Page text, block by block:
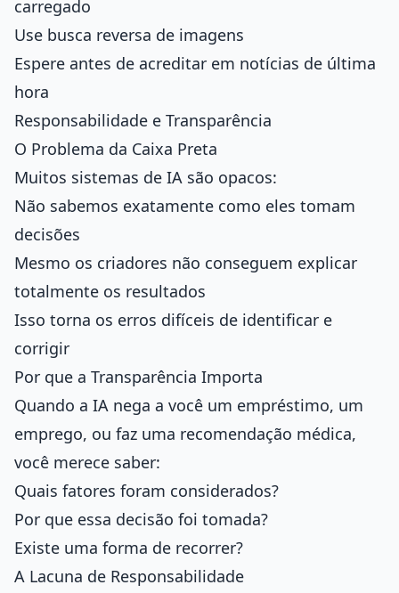
carregado
Use busca reversa de imagens
Espere antes de acreditar em notícias de última
hora
Responsabilidade e Transparência
O Problema da Caixa Preta
Muitos sistemas de IA são opacos:
Não sabemos exatamente como eles tomam
decisões
Mesmo os criadores não conseguem explicar
totalmente os resultados
Isso torna os erros difíceis de identificar e
corrigir
Por que a Transparência Importa
Quando a IA nega a você um empréstimo, um
emprego, ou faz uma recomendação médica,
você merece saber:
Quais fatores foram considerados?
Por que essa decisão foi tomada?
Existe uma forma de recorrer?
A Lacuna de Responsabilidade